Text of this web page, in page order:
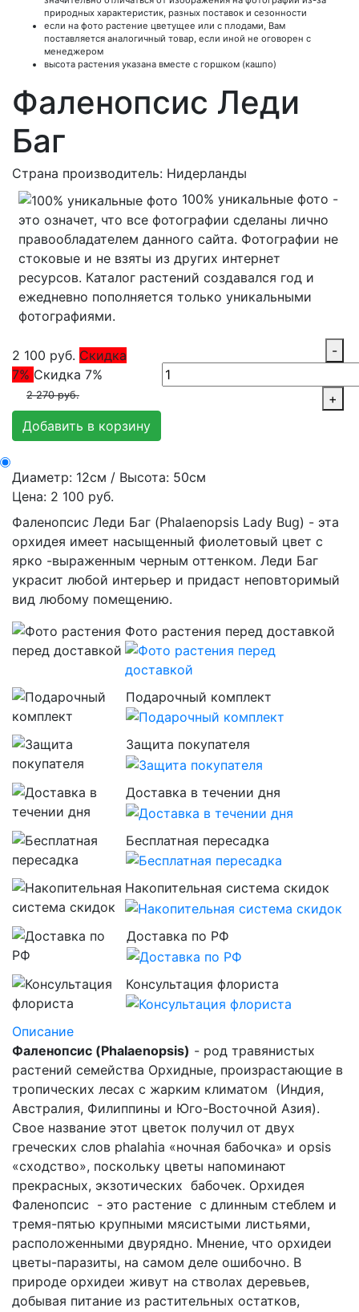
природных характеристик, разных поставок и сезонности
если на фото растение цветущее или с плодами, Вам
поставляется аналогичный товар, если иной не оговорен с
менеджером
высота растения указана вместе с горшком (кашпо)
Фаленопсис Леди
Баг
Страна производитель: Нидерланды
100% уникальные фото -
это означет, что все фотографии сделаны лично
правообладателем данного сайта. Фотографии не
стоковые и не взяты из других интернет
ресурсов. Каталог растений создавался год и
ежедневно пополняется только уникальными
фотографиями.
2 100 руб. Скидка
7% Скидка 7%
2 270 руб.
-
+
Добавить в корзину
Диаметр: 12см / Высота: 50см
Цена: 2 100 руб.
Фаленопсис Леди Баг (Phalaenopsis Lady Bug) - эта
орхидея имеет насыщенный фиолетовый цвет с
ярко -выраженным черным оттенком. Леди Баг
украсит любой интерьер и придаст неповторимый
вид любому помещению.
Фото растения перед доставкой
Подарочный комплект
Защита покупателя
Доставка в течении дня
Бесплатная пересадка
Накопительная система скидок
Доставка по РФ
Консультация флориста
Описание
Фаленопсис (Phalaenopsis) - род травянистых
растений семейства Орхидные, произрастающие в
тропических лесах с жарким климатом (Индия,
Австралия, Филиппины и Юго-Восточной Азия).
Свое название этот цветок получил от двух
греческих слов phalahia «ночная бабочка» и opsis
«сходство», поскольку цветы напоминают
прекрасных, экзотических бабочек. Орхидея
Фаленопсис - это растение с длинным стеблем и
тремя-пятью крупными мясистыми листьями,
расположенными двурядно. Мнение, что орхидеи
цветы-паразиты, на самом деле ошибочно. В
природе орхидеи живут на стволах деревьев,
добывая питание из растительных остатков,